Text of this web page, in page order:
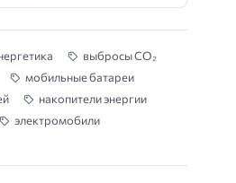
выбросы CO₂
мобильные батареи
накопители энергии
электромобили